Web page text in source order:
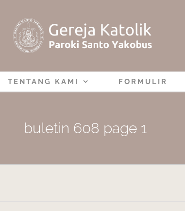
TENTANG KAMI FORMULIR
buletin 608 page 1